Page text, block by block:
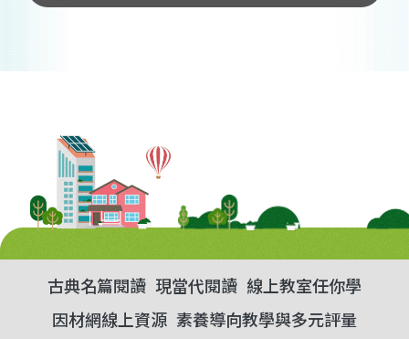
古典名篇閱讀 現當代閱讀 線上教室任你學
因材網線上資源 素養導向教學與多元評量